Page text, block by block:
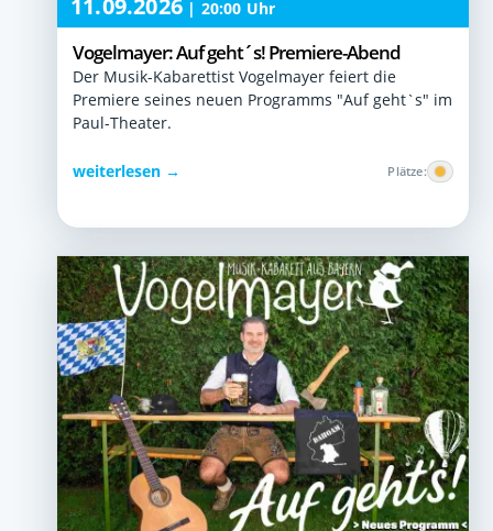
| 20:00 Uhr
Vogelmayer: Auf geht´s! Premiere-Abend
Der Musik-Kabarettist Vogelmayer feiert die
Premiere seines neuen Programms "Auf geht`s" im
Paul-Theater.
weiterlesen → Plätze: